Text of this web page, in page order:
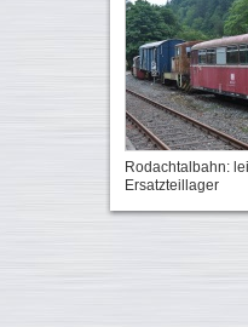
Rodachtalbahn:
Ersatzteillager